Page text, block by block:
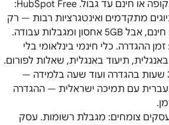
'חינם' הוא לרוב חינם לתקופה או חינם עד גבול. HubSpot Free:
מתקדמים ואינטגרציות רבות — רק
ההגדרה. כלי חינמי בינלאומי בלי
תיעוד באנגלית, שאלות לפורום.
עסק ישראלי שמשקיע 3 שעות בהגדרה ועוד שעה בלמידה —
עם תמיכה ישראלית — ההגדרה
צומחים: מגבלת רשומות. עסק